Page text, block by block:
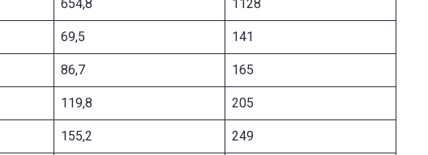
654,8 1128
69,5 141
86,7 165
119,8 205
155,2 249